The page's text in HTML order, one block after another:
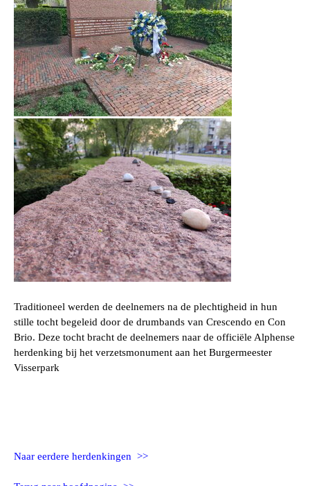
Traditioneel werden de deelnemers na de plechtigheid in hun
stille tocht begeleid door de drumbands van Crescendo en Con
Brio. Deze tocht bracht de deelnemers naar de officiële Alphense
herdenking bij het verzetsmonument aan het Burgermeester
Visserpark
Naar eerdere herdenkingen >>